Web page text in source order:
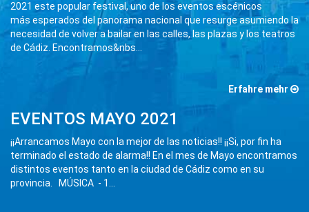
2021 este popular festival, uno de los eventos escénicos
más esperados del panorama nacional que resurge asumiendo la
necesidad de volver a bailar en las calles, las plazas y los teatros
de Cádiz. Encontramos&nbs...
Erfahre mehr
EVENTOS MAYO 2021
¡¡Arrancamos Mayo con la mejor de las noticias!! ¡¡Si, por fin ha
terminado el estado de alarma!! En el mes de Mayo encontramos
distintos eventos tanto en la ciudad de Cádiz como en su
provincia. MÚSICA - 1...